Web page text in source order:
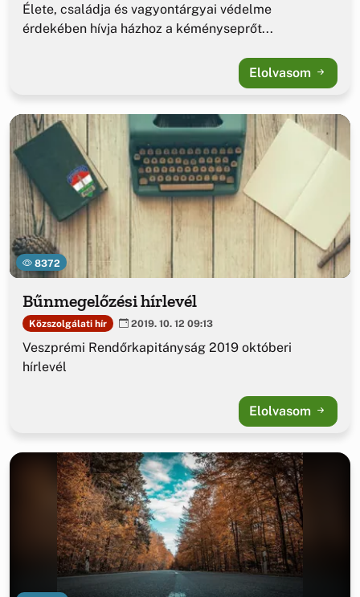
Élete, családja és vagyontárgyai védelme
érdekében hívja házhoz a kéményseprőt...
Elolvasom
8372
Bűnmegelőzési hírlevél
Közszolgálati hír 2019. 10. 12 09:13
Veszprémi Rendőrkapitányság 2019 októberi
hírlevél
Elolvasom